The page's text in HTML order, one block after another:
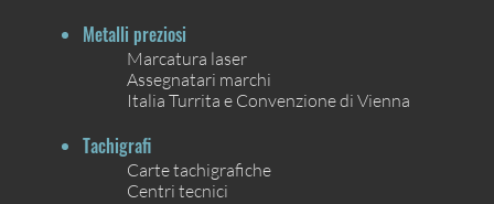
Metalli preziosi
Marcatura laser
Assegnatari marchi
Italia Turrita e Convenzione di Vienna
Tachigrafi
Carte tachigrafiche
Centri tecnici